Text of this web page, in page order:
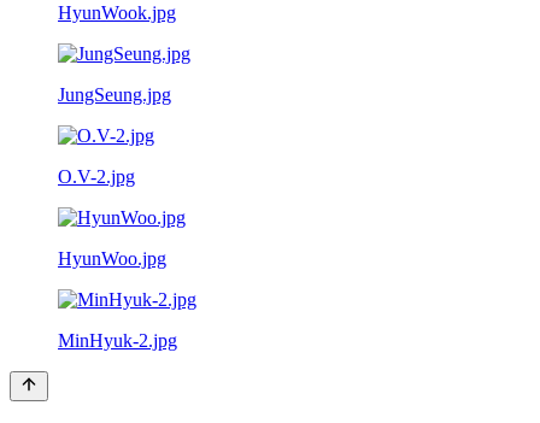
HyunWook.jpg
JungSeung.jpg
O.V-2.jpg
HyunWoo.jpg
MinHyuk-2.jpg